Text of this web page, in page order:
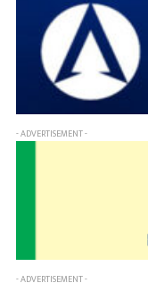
- ADVERTISEMENT -
- ADVERTISEMENT -